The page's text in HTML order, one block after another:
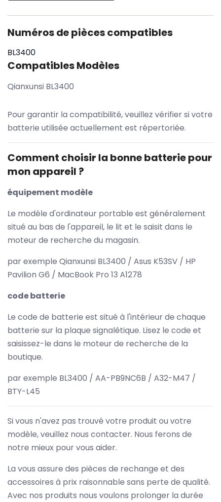
Numéros de pièces compatibles
BL3400
Compatibles Modèles
Qianxunsi BL3400
Pour garantir la compatibilité, veuillez vérifier si votre
batterie utilisée actuellement est répertoriée.
Comment choisir la bonne batterie pour
mon appareil ?
équipement modèle
Le modèle d'ordinateur portable est généralement
situé au bas de l'appareil, le lit et le saisit dans le
moteur de recherche du magasin.
par exemple Qianxunsi BL3400 / Asus K53SV / HP
Pavilion G6 / MacBook Pro 13 A1278
code batterie
Le code de batterie est situé à l'intérieur de chaque
batterie sur la plaque signalétique. Lisez le code et
saisissez-le dans le moteur de recherche de la
boutique.
par exemple BL3400 / AA-PB9NC6B / A32-M47 /
BTY-L45
Si vous n'avez pas trouvé votre produit ou votre
modèle, veuillez nous contacter. Nous ferons de
notre mieux pour vous aider.
La vous assure des pièces de rechange et des
accessoires à prix raisonnable sans perte de qualité.
Avec nos produits nous voulons prolonger la durée